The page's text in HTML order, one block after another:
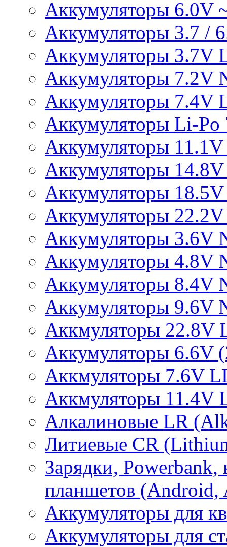
Аккумуляторы 6.0V
Аккумуляторы 3.7 /
Аккумуляторы 3.7V
Аккумуляторы 7.2V
Аккумуляторы 7.4V
Аккумуляторы Li-Po
Аккумуляторы
Аккумуляторы
Аккумуляторы
Аккумуляторы
Аккумуляторы 3.6V
Аккумуляторы 4.8V
Аккумуляторы 8.4V
Аккумуляторы 9.6V
Аккмуляторы 22.8V
Аккумуляторы 6.6V
Аккмуляторы 7.6V
Аккмуляторы 11.4V
Алкалиновые LR
Литиевые CR
Зарядки, Powerbank,
планшетов (Android,
Аккумуляторы для
Аккумуляторы для